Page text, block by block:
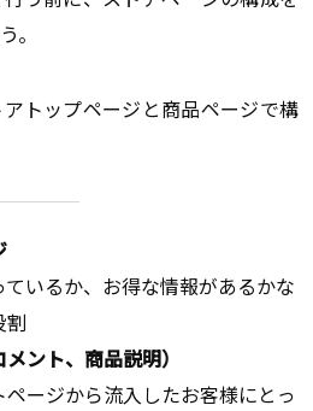
。
トップページと商品ページで構
いるか、お得な情報があるかな
割
ント、商品説明）
ージから流入したお客様にとっ